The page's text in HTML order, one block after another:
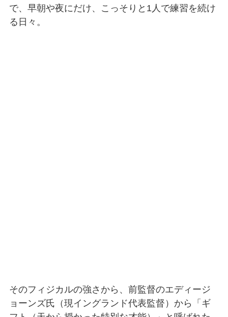
で、早朝や夜にだけ、こっそりと1人で練習を続け
る日々。
そのフィジカルの強さから、前監督のエディージ
ョーンズ氏（現イングランド代表監督）から「ギ